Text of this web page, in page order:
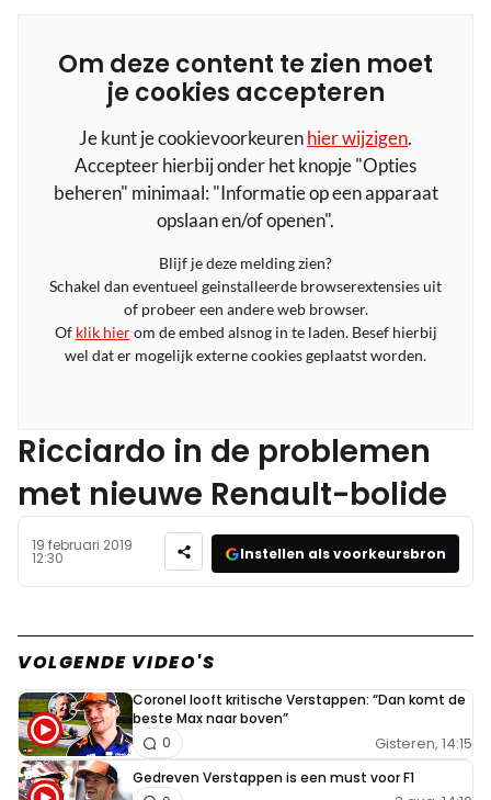
Om deze content te zien moet
je cookies accepteren
Je kunt je cookievoorkeurenhier wijzigen.
Accepteer hierbij onder het knopje "Opties
beheren" minimaal: "Informatie op een apparaat
opslaan en/of openen".
Blijf je deze melding zien?
Schakel dan eventueel geinstalleerde browserextensies uit
of probeer een andere web browser.
Of klik hierom de embed alsnog in te laden. Besef hierbij
wel dat er mogelijk externe cookies geplaatst worden.
Ricciardo in de problemen
met nieuwe Renault-bolide
19 februari 2019
12:30 Instellen als voorkeursbron
VOLGENDE VIDEO'S
Coronel looft kritische Verstappen: “Dan komt de
beste Max naar boven”
Gisteren, 14:15
0
Gedreven Verstappen is een must voor F1